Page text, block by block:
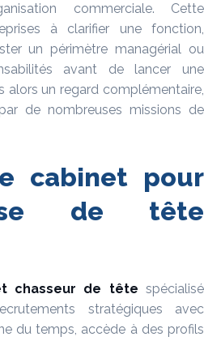
commerciale. Cette
à clarifier une fonction,
un périmètre managérial ou
avant de lancer une
alors un regard complémentaire,
de nombreuses missions de
cabinet pour
de tête
chasseur de tête spécialisé
stratégiques avec
du temps, accède à des profils